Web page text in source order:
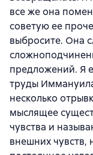
все же она
советую ее
выбросите. Она
предложений. Я
труды
несколько
мыслящее
чувства и
внешних чувств,